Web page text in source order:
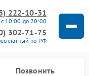
222-10-31
с 10:00 до 20:00
302-71-75
по РФ
Позвонить